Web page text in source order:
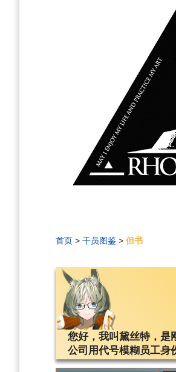
首页 > 干员图鉴 > 但书
您好，我叫黛丝特，是
公司用代号模糊员工身